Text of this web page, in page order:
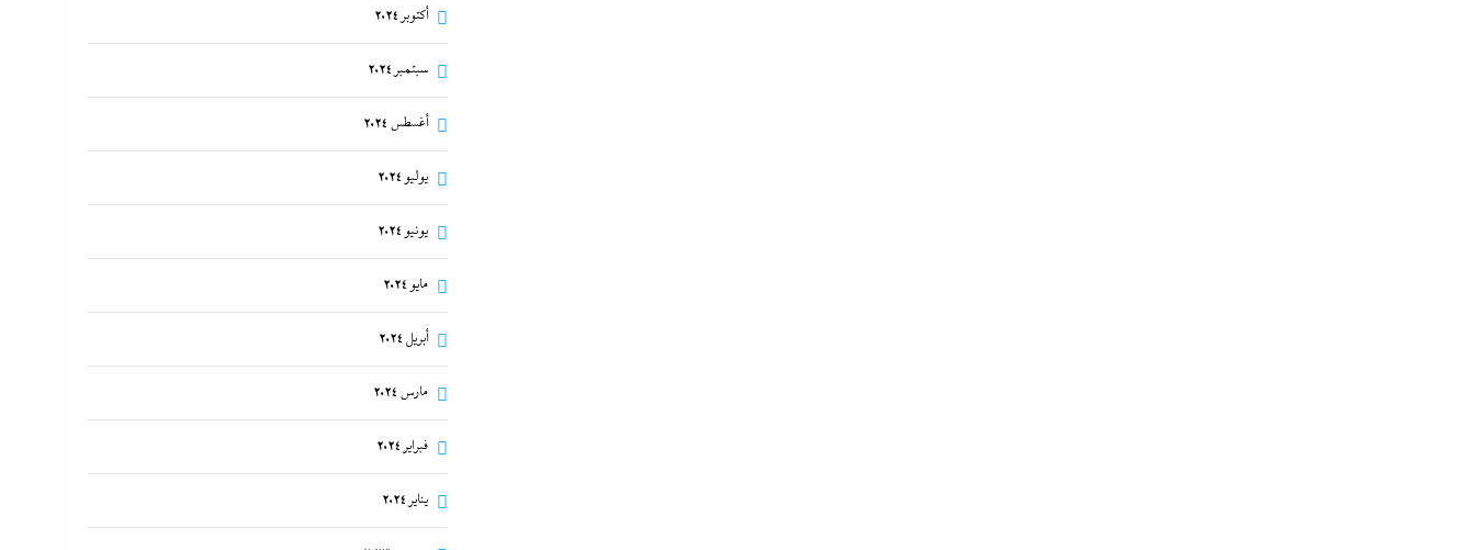
أكتوبر 2024
سبتمبر 2024
أغسطس 2024
يوليو 2024
يونيو 2024
مايو 2024
أبريل 2024
مارس 2024
فبراير 2024
يناير 2024